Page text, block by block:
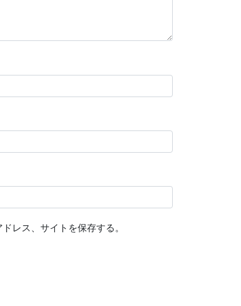
レス、サイトを保存する。